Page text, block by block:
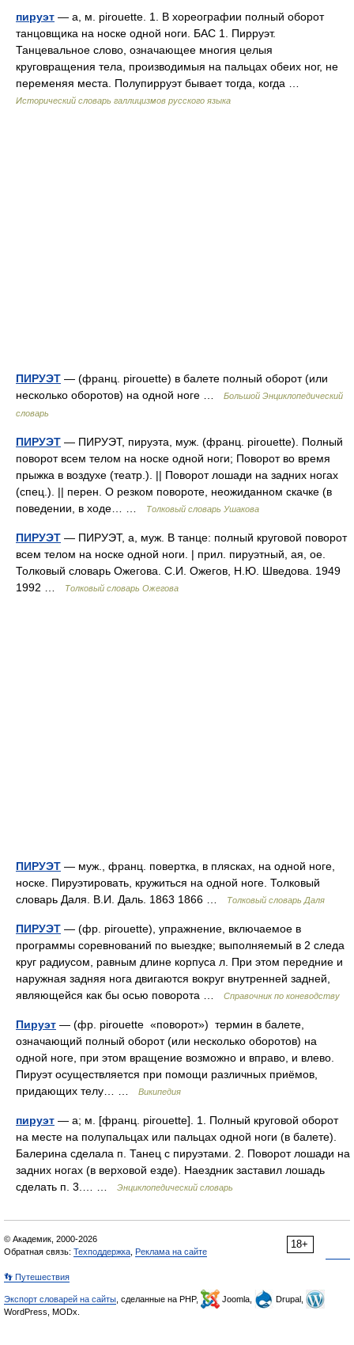
пируэт — а, м. pirouette. 1. В хореографии полный оборот
танцовщика на носке одной ноги. БАС 1. Пирруэт.
Танцевальное слово, означающее многия целыя
круговращения тела, производимыя на пальцах обеих ног, не
переменяя места. Полупирруэт бывает тогда, когда …
Исторический словарь галлицизмов русского языка
ПИРУЭТ — (франц. pirouette) в балете полный оборот (или
несколько оборотов) на одной ноге …
Большой Энциклопедический
словарь
ПИРУЭТ — ПИРУЭТ, пируэта, муж. (франц. pirouette). Полный
поворот всем телом на носке одной ноги; Поворот во время
прыжка в воздухе (театр.). || Поворот лошади на задних ногах
(спец.). || перен. О резком повороте, неожиданном скачке (в
поведении, в ходе… …
Толковый словарь Ушакова
ПИРУЭТ — ПИРУЭТ, а, муж. В танце: полный круговой поворот
всем телом на носке одной ноги. | прил. пируэтный, ая, ое.
Толковый словарь Ожегова. С.И. Ожегов, Н.Ю. Шведова. 1949
1992 …
Толковый словарь Ожегова
ПИРУЭТ — муж., франц. повертка, в плясках, на одной ноге,
носке. Пируэтировать, кружиться на одной ноге. Толковый
словарь Даля. В.И. Даль. 1863 1866 …
Толковый словарь Даля
ПИРУЭТ — (фр. pirouette), упражнение, включаемое в
программы соревнований по выездке; выполняемый в 2 следа
круг радиусом, равным длине корпуса л. При этом передние и
наружная задняя нога двигаются вокруг внутренней задней,
являющейся как бы осью поворота …
Справочник по коневодству
Пируэт — (фр. pirouette «поворот») термин в балете,
означающий полный оборот (или несколько оборотов) на
одной ноге, при этом вращение возможно и вправо, и влево.
Пируэт осуществляется при помощи различных приёмов,
придающих телу… …
Википедия
пируэт — а; м. [франц. pirouette]. 1. Полный круговой оборот
на месте на полупальцах или пальцах одной ноги (в балете).
Балерина сделала п. Танец с пируэтами. 2. Поворот лошади на
задних ногах (в верховой езде). Наездник заставил лошадь
сделать п. 3.… …
Энциклопедический словарь
18+
© Академик, 2000-2026
Обратная связь: Техподдержка Реклама на сайте
👣 Путешествия
Экспорт словарей на сайты , сделанные на PHP, Joomla,
Drupal,
WordPress, MODx.